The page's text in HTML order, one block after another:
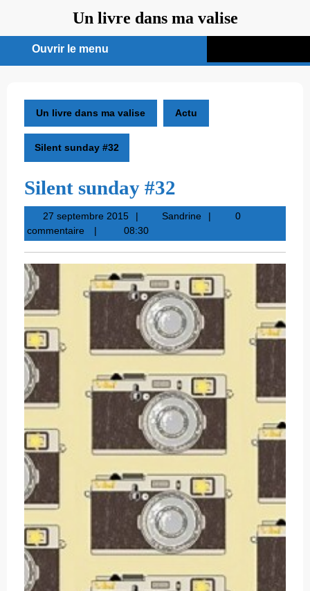
contenu
Un livre dans ma valise
Ouvrir le menu
menu
Un livre dans ma valise Actu
Silent sunday #32
Silent sunday #32
27 septembre 201527
septembre
2015
SandrineSandrine
0
commentaire
08:30